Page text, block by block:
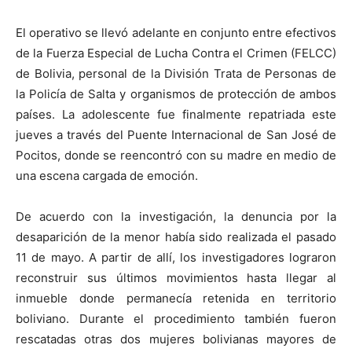
El operativo se llevó adelante en conjunto entre efectivos
de la Fuerza Especial de Lucha Contra el Crimen (FELCC)
de Bolivia, personal de la División Trata de Personas de
la Policía de Salta y organismos de protección de ambos
países. La adolescente fue finalmente repatriada este
jueves a través del Puente Internacional de San José de
Pocitos, donde se reencontró con su madre en medio de
una escena cargada de emoción.
De acuerdo con la investigación, la denuncia por la
desaparición de la menor había sido realizada el pasado
11 de mayo. A partir de allí, los investigadores lograron
reconstruir sus últimos movimientos hasta llegar al
inmueble donde permanecía retenida en territorio
boliviano. Durante el procedimiento también fueron
rescatadas otras dos mujeres bolivianas mayores de